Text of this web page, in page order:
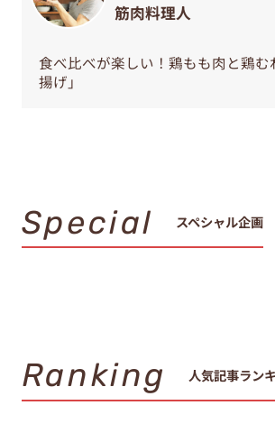
筋肉料理人
食べ比べが楽しい！鶏もも肉と鶏む
揚げ」
Special スペシャル企画
Ranking 人気記事ラン